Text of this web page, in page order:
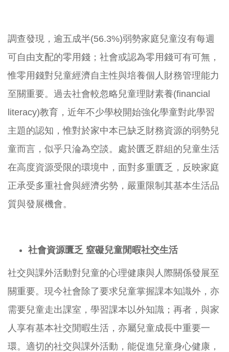
調查發現，逾五成半(56.3%)弱勢家庭兒童沒有每週
可自由支配的零用錢；社會或認為零用錢可有可無，
惟零用錢對兒童經濟自主性與培養個人財務管理能力
至關重要。過去社會較忽略兒童理財素養(financial
literacy)教育，近年不少學校開始強化學童對此學習
主題的認知，惟對於家中本已缺乏財務資源的弱勢兒
童而言，似乎只淪為空談。處於匱乏群組的兒童生活
在高度資源受限的環境中，面對多重匱乏，反映家庭
正承受多重社會與經濟劣勢，嚴重限制其基本生活品
質與發展機會。
社會資源匱乏 窒礙兒童閒暇社交生活
社交與課外活動對兒童的心理健康與人際關係發展至
關重要。現今社會除了要求兒童掌握課本知識外，亦
需要兒童走出課室，學習課本以外知識；再者，與家
人享有基本社交閒暇生活，亦屬兒童成長中重要一
環。適切的社交與課外活動，能促進兒童身心健康，